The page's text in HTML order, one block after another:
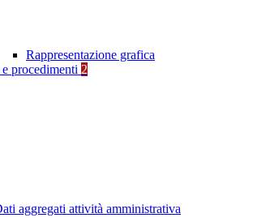
Rappresentazione grafica
procedimenti 2
aggregati attività amministrativa